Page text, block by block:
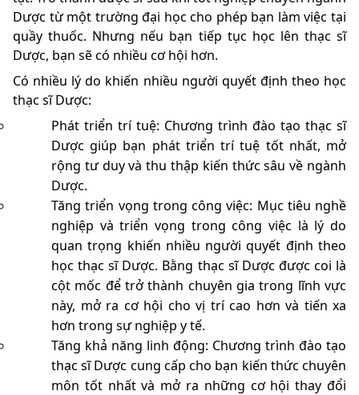
Dược từ một trường đại học cho phép bạn làm việc tại
quầy thuốc. Nhưng nếu bạn tiếp tục học lên thạc sĩ
Dược, bạn sẽ có nhiều cơ hội hơn.
Có nhiều lý do khiến nhiều người quyết định theo học
thạc sĩ Dược:
Phát triển trí tuệ: Chương trình đào tạo thạc sĩ
Dược giúp bạn phát triển trí tuệ tốt nhất, mở
rộng tư duy và thu thập kiến thức sâu về ngành
Dược.
Tăng triển vọng trong công việc: Mục tiêu nghề
nghiệp và triển vọng trong công việc là lý do
quan trọng khiến nhiều người quyết định theo
học thạc sĩ Dược. Bằng thạc sĩ Dược được coi là
cột mốc để trở thành chuyên gia trong lĩnh vực
này, mở ra cơ hội cho vị trí cao hơn và tiến xa
hơn trong sự nghiệp y tế.
Tăng khả năng linh động: Chương trình đào tạo
thạc sĩ Dược cung cấp cho bạn kiến thức chuyên
môn tốt nhất và mở ra những cơ hội thay đổi